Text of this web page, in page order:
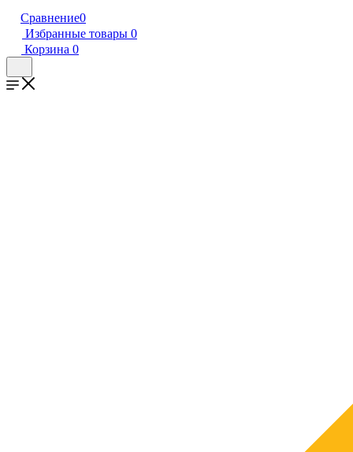
Сравнение0
Избранные товары 0
Корзина 0